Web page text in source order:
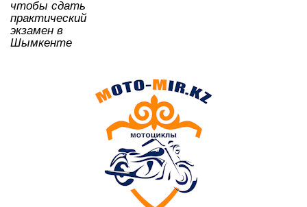
чтобы сдать
практический
экзамен в
Шымкенте